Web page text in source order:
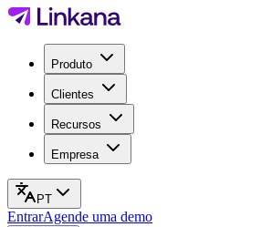
Produto
Clientes
Recursos
Empresa
PT
EntrarAgende uma demo